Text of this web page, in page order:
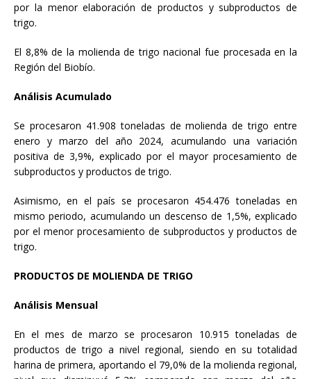
por la menor elaboración de productos y subproductos de
trigo.
El 8,8% de la molienda de trigo nacional fue procesada en la
Región del Biobío.
Análisis Acumulado
Se procesaron 41.908 toneladas de molienda de trigo entre
enero y marzo del año 2024, acumulando una variación
positiva de 3,9%, explicado por el mayor procesamiento de
subproductos y productos de trigo.
Asimismo, en el país se procesaron 454.476 toneladas en
mismo periodo, acumulando un descenso de 1,5%, explicado
por el menor procesamiento de subproductos y productos de
trigo.
PRODUCTOS DE MOLIENDA DE TRIGO
Análisis Mensual
En el mes de marzo se procesaron 10.915 toneladas de
productos de trigo a nivel regional, siendo en su totalidad
harina de primera, aportando el 79,0% de la molienda regional,